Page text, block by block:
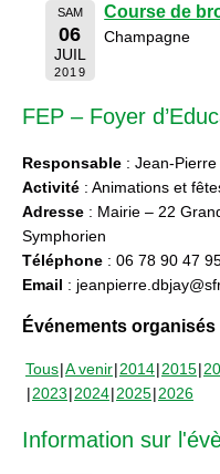
SAM
06
JUIL
2019
Course de
Champagne
FEP – Foyer
Responsable : Jean-Pierre
Activité : Animations et
Adresse : Mairie – 22
Symphorien
Téléphone : 06 78 90 47
Email :
Événements organisés
Tous A venir 2014 2015
2023 2024 2025 2026
Information sur